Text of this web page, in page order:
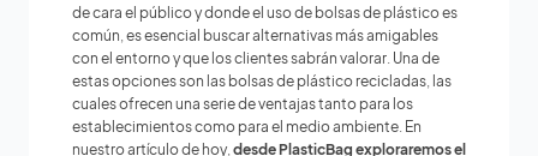
de cara el público y donde el uso de bolsas de plástico es
común, es esencial buscar alternativas más amigables
con el entorno y que los clientes sabrán valorar. Una de
estas opciones son las bolsas de plástico recicladas, las
cuales ofrecen una serie de ventajas tanto para los
establecimientos como para el medio ambiente. En
nuestro artículo de hoy, desde PlasticBag exploraremos el